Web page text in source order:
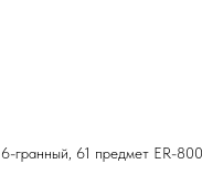
61 предмет ER-